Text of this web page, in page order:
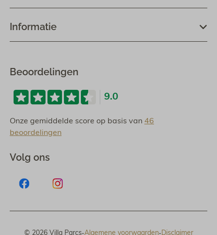
Informatie
Beoordelingen
9.0
Onze gemiddelde score op basis van 46
beoordelingen
Volg ons
© 2026 Villa Parcs Algemene voorwaarden Disclaimer